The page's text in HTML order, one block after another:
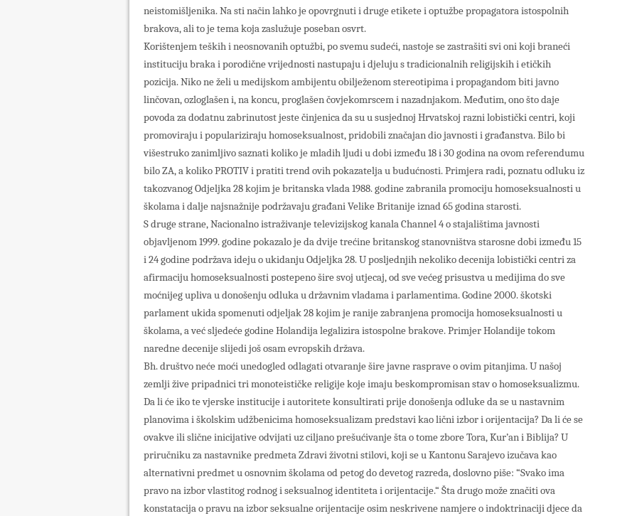
neistomišljenika. Na sti način lahko je opovrgnuti i druge etikete i optužbe propagatora istospolnih
brakova, ali to je tema koja zaslužuje poseban osvrt.
Korištenjem teških i neosnovanih optužbi, po svemu sudeći, nastoje se zastrašiti svi oni koji braneći
instituciju braka i porodične vrijednosti nastupaju i djeluju s tradicionalnih religijskih i etičkih
pozicija. Niko ne želi u medijskom ambijentu obilježenom stereotipima i propagandom biti javno
linčovan, ozloglašen i, na koncu, proglašen čovjekomrscem i nazadnjakom. Međutim, ono što daje
povoda za dodatnu zabrinutost jeste činjenica da su u susjednoj Hrvatskoj razni lobistički centri, koji
promoviraju i populariziraju homoseksualnost, pridobili značajan dio javnosti i građanstva. Bilo bi
višestruko zanimljivo saznati koliko je mladih ljudi u dobi između 18 i 30 godina na ovom referendumu
bilo ZA, a koliko PROTIV i pratiti trend ovih pokazatelja u budućnosti. Primjera radi, poznatu odluku iz
takozvanog Odjeljka 28 kojim je britanska vlada 1988. godine zabranila promociju homoseksualnosti u
školama i dalje najsnažnije podržavaju građani Velike Britanije iznad 65 godina starosti.
S druge strane, Nacionalno istraživanje televizijskog kanala Channel 4 o stajalištima javnosti
objavljenom 1999. godine pokazalo je da dvije trećine britanskog stanovništva starosne dobi između 15
i 24 godine podržava ideju o ukidanju Odjeljka 28. U posljednjih nekoliko decenija lobistički centri za
afirmaciju homoseksualnosti postepeno šire svoj utjecaj, od sve većeg prisustva u medijima do sve
moćnijeg upliva u donošenju odluka u državnim vladama i parlamentima. Godine 2000. škotski
parlament ukida spomenuti odjeljak 28 kojim je ranije zabranjena promocija homoseksualnosti u
školama, a već sljedeće godine Holandija legalizira istospolne brakove. Primjer Holandije tokom
naredne decenije slijedi još osam evropskih država.
Bh. društvo neće moći unedogled odlagati otvaranje šire javne rasprave o ovim pitanjima. U našoj
zemlji žive pripadnici tri monoteističke religije koje imaju beskompromisan stav o homoseksualizmu.
Da li će iko te vjerske institucije i autoritete konsultirati prije donošenja odluke da se u nastavnim
planovima i školskim udžbenicima homoseksualizam predstavi kao lični izbor i orijentacija? Da li će se
ovakve ili slične inicijative odvijati uz ciljano prešućivanje šta o tome zbore Tora, Kur’an i Biblija? U
priručniku za nastavnike predmeta Zdravi životni stilovi, koji se u Kantonu Sarajevo izučava kao
alternativni predmet u osnovnim školama od petog do devetog razreda, doslovno piše: “Svako ima
pravo na izbor vlastitog rodnog i seksualnog identiteta i orijentacije.“ Šta drugo može značiti ova
konstatacija o pravu na izbor seksualne orijentacije osim neskrivene namjere o indoktrinaciji djece da